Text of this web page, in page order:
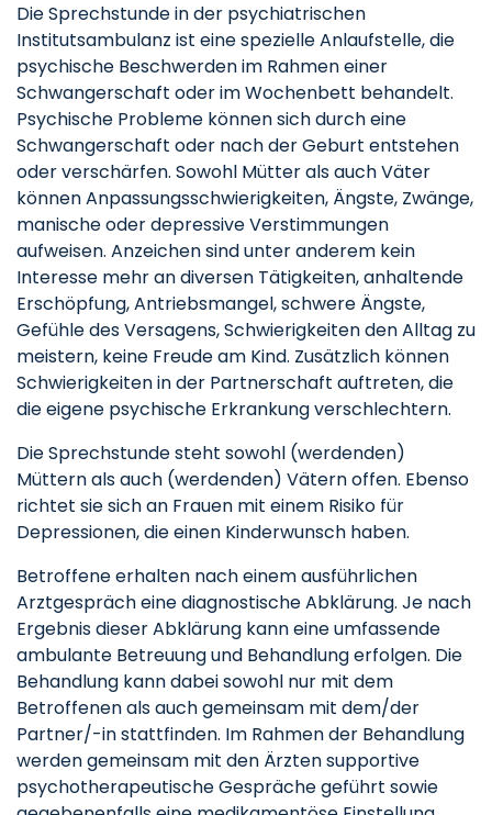
Die Sprechstunde in der psychiatrischen
Institutsambulanz ist eine spezielle Anlaufstelle, die
psychische Beschwerden im Rahmen einer
Schwangerschaft oder im Wochenbett behandelt.
Psychische Probleme können sich durch eine
Schwangerschaft oder nach der Geburt entstehen
oder verschärfen. Sowohl Mütter als auch Väter
können Anpassungsschwierigkeiten, Ängste, Zwänge,
manische oder depressive Verstimmungen
aufweisen. Anzeichen sind unter anderem kein
Interesse mehr an diversen Tätigkeiten, anhaltende
Erschöpfung, Antriebsmangel, schwere Ängste,
Gefühle des Versagens, Schwierigkeiten den Alltag zu
meistern, keine Freude am Kind. Zusätzlich können
Schwierigkeiten in der Partnerschaft auftreten, die
die eigene psychische Erkrankung verschlechtern.
Die Sprechstunde steht sowohl (werdenden)
Müttern als auch (werdenden) Vätern offen. Ebenso
richtet sie sich an Frauen mit einem Risiko für
Depressionen, die einen Kinderwunsch haben.
Betroffene erhalten nach einem ausführlichen
Arztgespräch eine diagnostische Abklärung. Je nach
Ergebnis dieser Abklärung kann eine umfassende
ambulante Betreuung und Behandlung erfolgen. Die
Behandlung kann dabei sowohl nur mit dem
Betroffenen als auch gemeinsam mit dem/der
Partner/-in stattfinden. Im Rahmen der Behandlung
werden gemeinsam mit den Ärzten supportive
psychotherapeutische Gespräche geführt sowie